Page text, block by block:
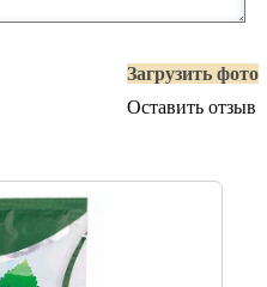
Загрузить фото
Оставить отзыв